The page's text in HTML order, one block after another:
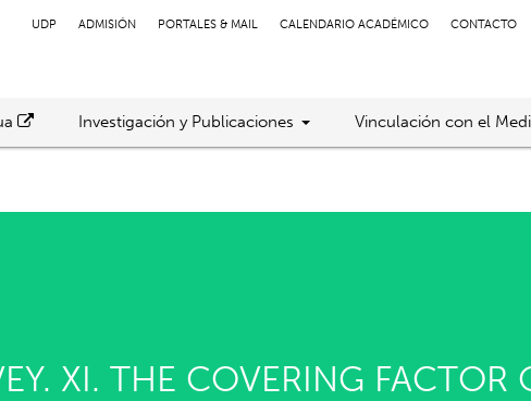
UDP ADMISIÓN PORTALES & MAIL CALENDARIO ACADÉMICO CONTACTO
Investigación y Publicaciones Vinculación con el
XI. THE COVERING FACTOR